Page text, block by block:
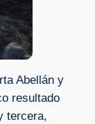
Abellán y
resultado
tercera,